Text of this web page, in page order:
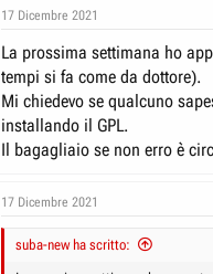
17 Dicembre 2021
La prossima settimana ho
tempi si fa come da dottore).
Mi chiedevo se qualcuno
installando il GPL.
Il bagagliaio se non erro è
17 Dicembre 2021
suba-new ha scritto: